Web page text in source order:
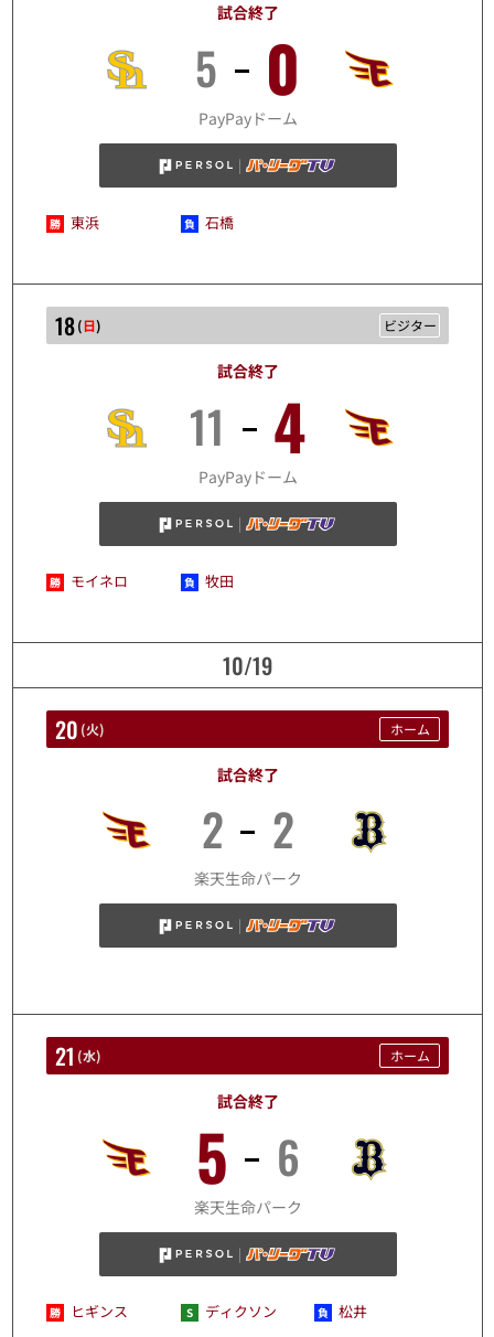
10/17
試合終了
5 0
PayPayドーム
東浜 石橋
10/18
18(日) ビジター
試合終了
11 4
PayPayドーム
モイネロ 牧田
10/19
10/20
20 (火) ホーム
試合終了
2 2
楽天生命パーク
10/21
21 (水) ホーム
試合終了
5 6
楽天生命パーク
ヒギンス ディクソン 松井